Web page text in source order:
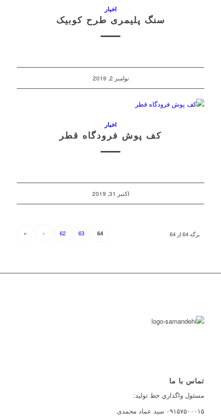
اخبار
سنگ پلیمری طرح کوبیک
نوامبر 2, 2019
اخبار
کف پوش فرودگاه قطر
اکتبر 31, 2019
برگه 64 از 64 « ‹ 62 63 64
تماس با ما
مسئول واگذاري خط توليد:
۰۹۱۵۷۵۰۰۰۱۵ سید عماد محمدی